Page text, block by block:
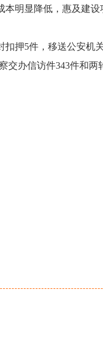
明显降低，惠及建
押5件，移送公安机
交办信访件343件和